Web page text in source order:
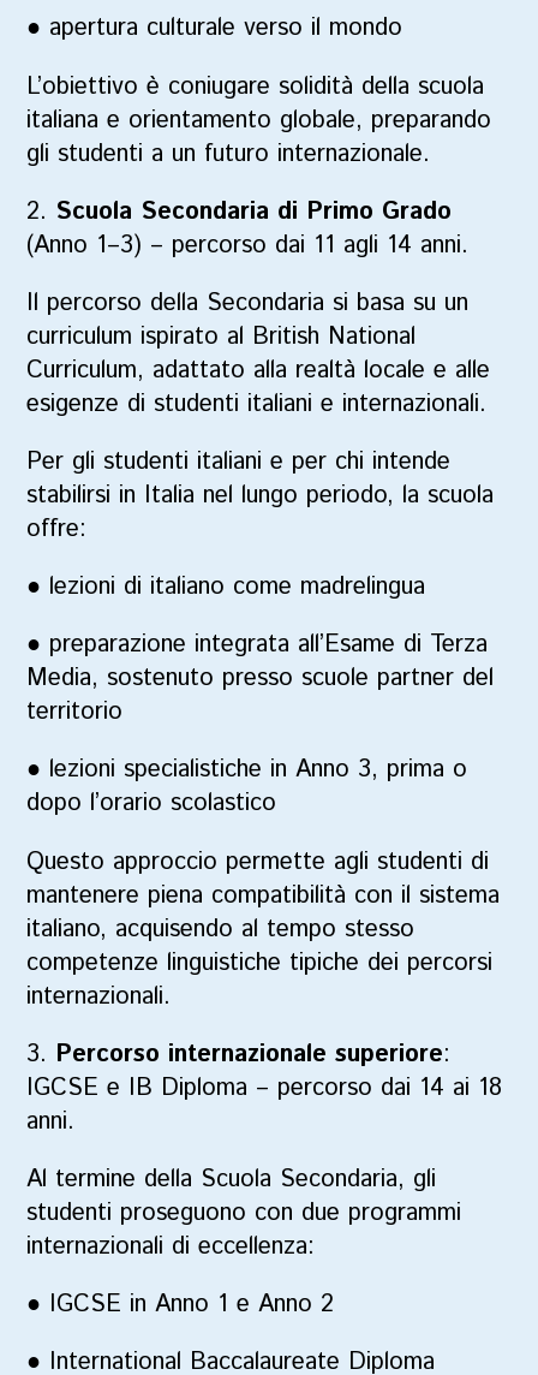
● apertura culturale verso il mondo
L’obiettivo è coniugare solidità della scuola
italiana e orientamento globale, preparando
gli studenti a un futuro internazionale.
2. Scuola Secondaria di Primo Grado
(Anno 1–3) – percorso dai 11 agli 14 anni.
Il percorso della Secondaria si basa su un
curriculum ispirato al British National
Curriculum, adattato alla realtà locale e alle
esigenze di studenti italiani e internazionali.
Per gli studenti italiani e per chi intende
stabilirsi in Italia nel lungo periodo, la scuola
offre:
● lezioni di italiano come madrelingua
● preparazione integrata all’Esame di Terza
Media, sostenuto presso scuole partner del
territorio
● lezioni specialistiche in Anno 3, prima o
dopo l’orario scolastico
Questo approccio permette agli studenti di
mantenere piena compatibilità con il sistema
italiano, acquisendo al tempo stesso
competenze linguistiche tipiche dei percorsi
internazionali.
3. Percorso internazionale superiore:
IGCSE e IB Diploma – percorso dai 14 ai 18
anni.
Al termine della Scuola Secondaria, gli
studenti proseguono con due programmi
internazionali di eccellenza:
● IGCSE in Anno 1 e Anno 2
● International Baccalaureate Diploma